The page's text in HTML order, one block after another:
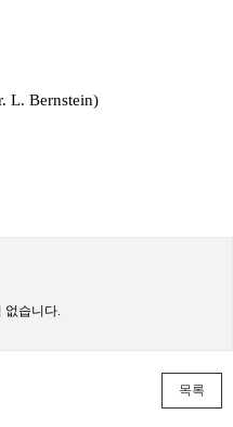
L. Bernstein)
없습니다.
목록